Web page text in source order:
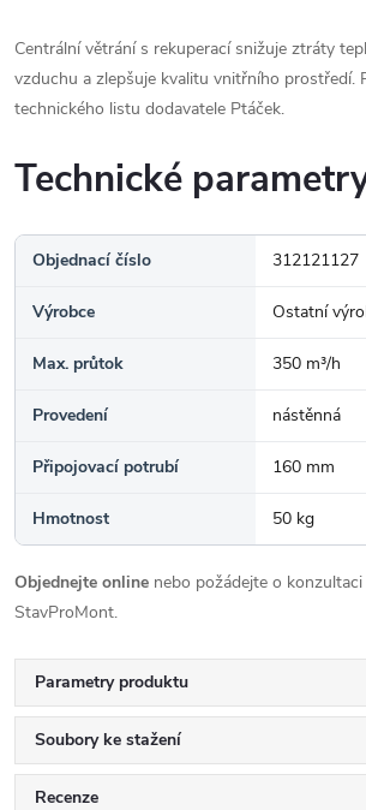
Centrální větrání s rekuperací snižuje ztráty
vzduchu a zlepšuje kvalitu vnitřního prostředí.
technického listu dodavatele Ptáček.
Technické
Objednací číslo 312121127
Výrobce Ostatní
Max. průtok 350 m³/h
Provedení nástěnná
Připojovací potrubí 160 mm
Hmotnost 50 kg
Objednejte online nebo požádejte o
StavProMont.
Parametry produktu
Soubory ke stažení
Recenze